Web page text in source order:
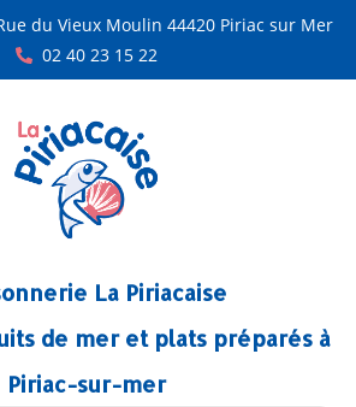
du Vieux Moulin 44420 Piriac sur Mer
02 40 23 15 22
La Piriacaise
de mer et plats préparés à
Piriac-sur-mer